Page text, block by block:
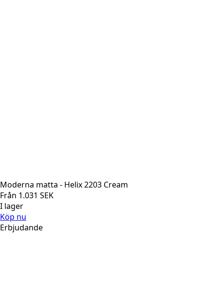
Moderna matta - Helix 2203 Cream
Från 1.031 SEK
I lager
Köp nu
Erbjudande